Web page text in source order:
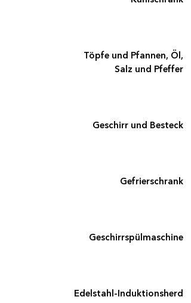
Töpfe und Pfannen, Öl,
Salz und Pfeffer
Geschirr und Besteck
Gefrierschrank
Ge­schirr­spül­ma­schi­ne
Edelstahl-Induktionsherd